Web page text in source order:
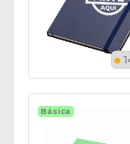
Básica